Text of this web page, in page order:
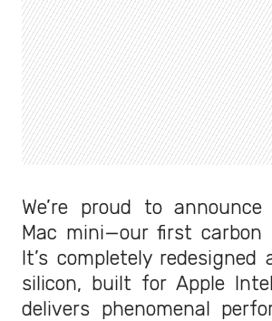
We’re proud to
Mac mini—our first carbon
It’s completely redesigned
silicon, built for Apple
delivers phenomenal